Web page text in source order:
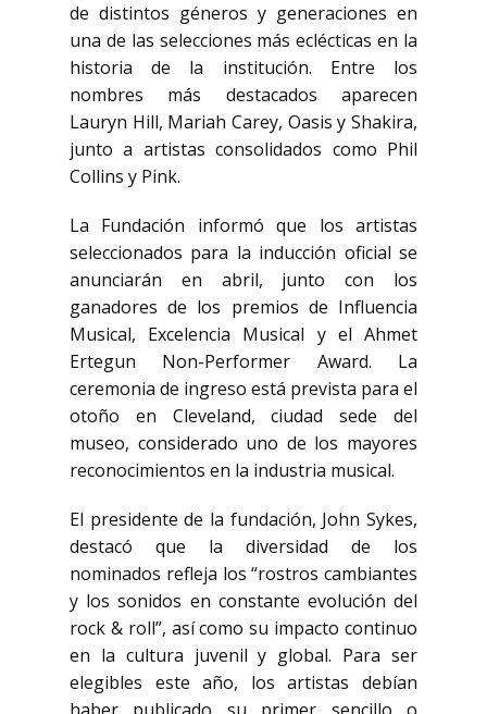
de distintos géneros y generaciones en
una de las selecciones más eclécticas en la
historia de la institución. Entre los
nombres más destacados aparecen
Lauryn Hill, Mariah Carey, Oasis yShakira,
junto a artistas consolidados como Phil
Collins y Pink.
La Fundación informó que los artistas
seleccionados para la inducción oficial se
anunciarán en abril, junto con los
ganadores de los premios de Influencia
Musical, Excelencia Musical y el Ahmet
Ertegun Non-Performer Award. La
ceremonia de ingreso está prevista para el
otoño en Cleveland, ciudad sede del
museo, considerado uno de los mayores
reconocimientos en la industria musical.
El presidente de la fundación, John Sykes,
destacó que la diversidad de los
nominados refleja los “rostros cambiantes
y los sonidos en constante evolución del
rock & roll”, así como su impacto continuo
en la cultura juvenil y global. Para ser
elegibles este año, los artistas debían